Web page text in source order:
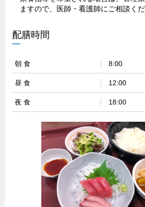
ますので、医師・看護師にご相談くだ
配膳時間
朝 食 8:00
昼 食 12:00
夜 食 18:00